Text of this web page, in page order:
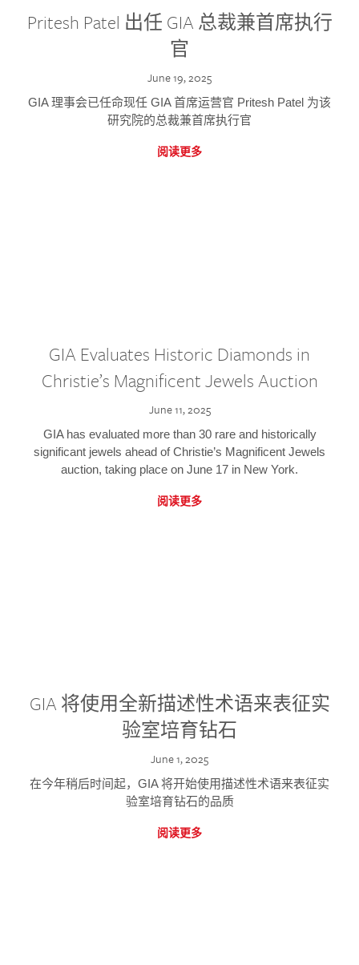
Pritesh Patel 出任 GIA 总裁兼首席执行
官
June 19, 2025
GIA 理事会已任命现任 GIA 首席运营官 Pritesh Patel 为该
研究院的总裁兼首席执行官
阅读更多
GIA Evaluates Historic Diamonds in
Christie’s Magnificent Jewels Auction
June 11, 2025
GIA has evaluated more than 30 rare and historically
significant jewels ahead of Christie’s Magnificent Jewels
auction, taking place on June 17 in New York.
阅读更多
GIA 将使用全新描述性术语来表征实
验室培育钻石
June 1, 2025
在今年稍后时间起，GIA 将开始使用描述性术语来表征实
验室培育钻石的品质
阅读更多